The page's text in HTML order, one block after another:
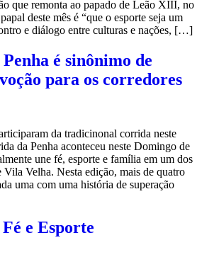
que remonta ao papado de Leão XIII, no
deste mês é “que o esporte seja um
e diálogo entre culturas e nações, […]
é sinônimo de
para os corredores
da tradicinonal corrida neste
da Penha aconteceu neste Domingo de
une fé, esporte e família em um dos
Vila Velha. Nesta edição, mais de quatro
uma com uma história de superação
e Esporte